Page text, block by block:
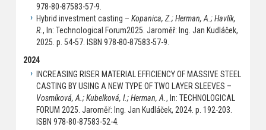
978-80-87583-57-9.
Hybrid investment casting – Kopanica, Z.; Herman, A.; Havlík,
R. , In: Technological Forum2025. Jaroměř: Ing. Jan Kudláček,
2025. p. 54-57. ISBN 978-80-87583-57-9.
2024
INCREASING RISER MATERIAL EFFICIENCY OF MASSIVE STEEL
CASTING BY USING A NEW TYPE OF TWO LAYER SLEEVES –
Vosmíková, A.; Kubelková, I.; Herman, A. , In: TECHNOLOGICAL
FORUM 2025. Jaroměř: Ing. Jan Kudláček, 2024. p. 192-203.
ISBN 978-80-87583-52-4.